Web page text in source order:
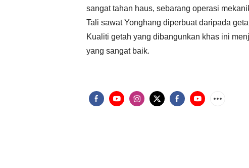
sangat tahan haus, sebarang operasi
Tali sawat Yonghang diperbuat daripada
Kualiti getah yang dibangunkan khas ini
yang sangat baik.